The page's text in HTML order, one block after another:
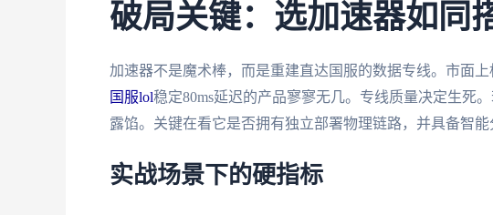
破局关键：选加速器如同
加速器不是魔术棒，而是重建直达国服的数据专线。市面
国服lol稳定80ms延迟的产品寥寥无几。专线质量决定生死
露馅。关键在看它是否拥有独立部署物理链路，并具备智能
实战场景下的硬指标